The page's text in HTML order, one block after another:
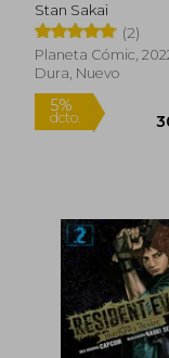
Stan Sakai
(2)
Planeta Cómic,
Dura, Nuevo